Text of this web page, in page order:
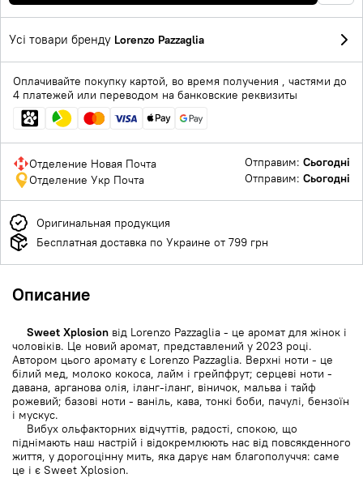
Усі товари бренду Lorenzo Pazzaglia
Оплачивайте покупку картой, во время получения , частями до
4 платежей или переводом на банковские реквизиты
Отделение Новая Почта Отправим: Сьогодні
Отделение Укр Почта
Отправим: Сьогодні
Оригинальная продукция
Бесплатная доставка по Украине от 799 грн
Описание
Sweet Xplosion від Lorenzo Pazzaglia - це аромат для жінок і
чоловіків. Це новий аромат, представлений у 2023 році.
Автором цього аромату є Lorenzo Pazzaglia. Верхні ноти - це
білий мед, молоко кокоса, лайм і грейпфрут; серцеві ноти -
давана, арганова олія, іланг-іланг, віничок, мальва і тайф
рожевий; базові ноти - ваніль, кава, тонкі боби, пачулі, бензоїн
і мускус.
Вибух ольфакторних відчуттів, радості, спокою, що
піднімають наш настрій і відокремлюють нас від повсякденного
життя, у дорогоцінну мить, яка дарує нам благополуччя: саме
це і є Sweet Xplosion.